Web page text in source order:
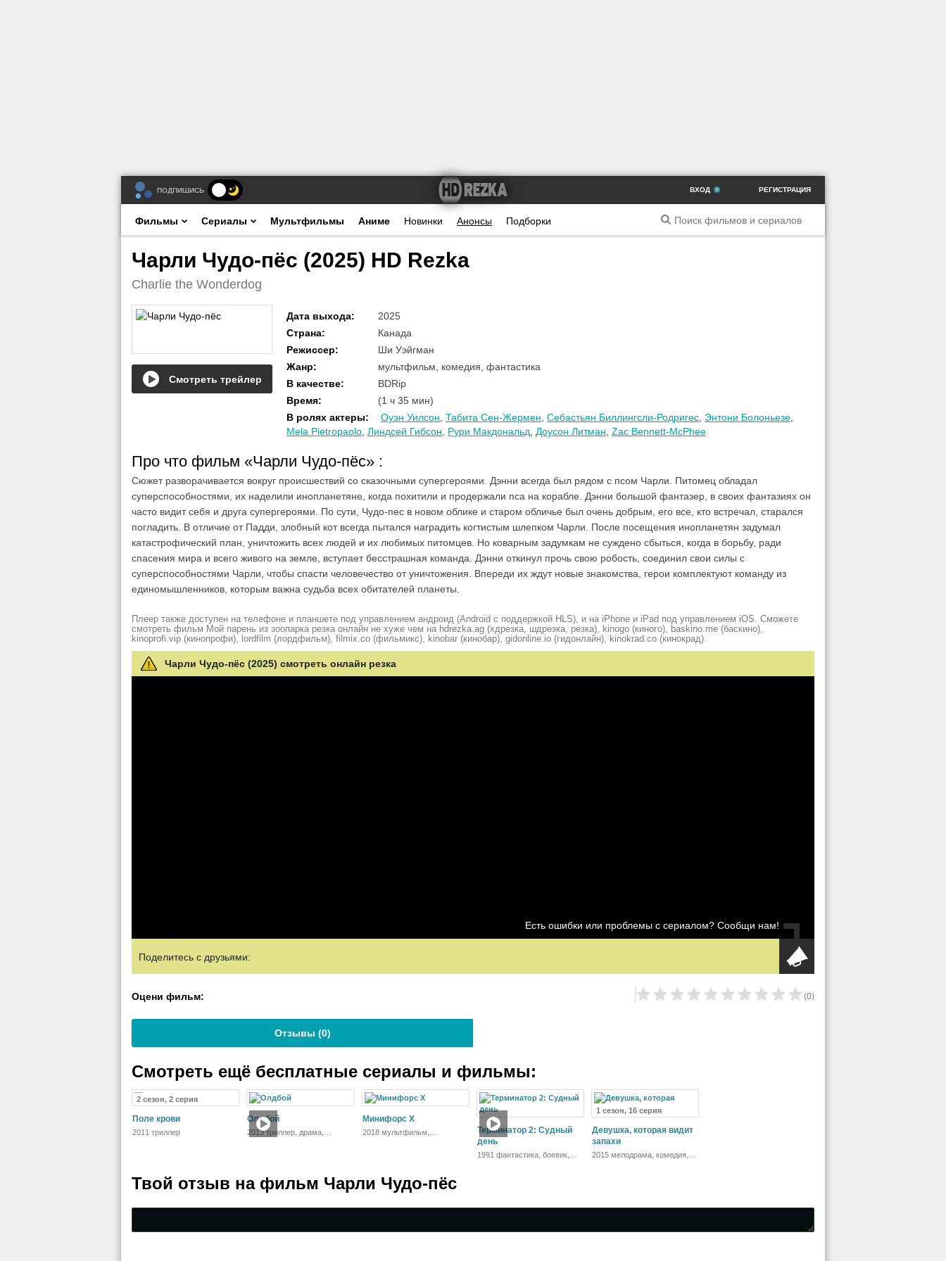
ПОДПИШИСЬ ВХОД РЕГИСТРАЦИЯ
Фильмы Сериалы Мультфильмы Аниме Новинки Анонсы Подборки
Чарли Чудо-пёс (2025) HD Rezka
Charlie the Wonderdog
Смотреть трейлер
Дата выхода:
2025
Страна:
Канада
Режиссер:
Ши Уэйгман
Жанр:
мультфильм, комедия, фантастика
В качестве:
BDRip
Время:
(1 ч 35 мин)
В ролях актеры: Оуэн Уилсон Табита Сен-Жермен Себастьян Биллингсли-Родригес Энтони Болоньезе
Mela Pietropaolo Линдсей Гибсон Рури Макдональд Доусон Литман Zac Bennett-McPhee
Про что фильм «Чарли Чудо-пёс» :
Сюжет разворачивается вокруг происшествий со сказочными супергероями. Дэнни всегда был рядом с псом Чарли. Питомец обладал
суперспособностями, их наделили инопланетяне, когда похитили и продержали пса на корабле. Дэнни большой фантазер, в своих фантазиях он
часто видит себя и друга супергероями. По сути, Чудо-пес в новом облике и старом обличье был очень добрым, его все, кто встречал, старался
погладить. В отличие от Падди, злобный кот всегда пытался наградить когтистым шлепком Чарли. После посещения инопланетян задумал
катастрофический план, уничтожить всех людей и их любимых питомцев. Но коварным задумкам не суждено сбыться, когда в борьбу, ради
спасения мира и всего живого на земле, вступает бесстрашная команда. Дэнни откинул прочь свою робость, соединил свои силы с
суперспособностями Чарли, чтобы спасти человечество от уничтожения. Впереди их ждут новые знакомства, герои комплектуют команду из
единомышленников, которым важна судьба всех обитателей планеты.
Плеер также доступен на телефоне и планшете под управлением андроид (Android с поддержкой HLS), и на iPhone и iPad под управлением iOS. Сможете
смотреть фильм Мой парень из зоопарка резка онлайн не хуже чем на hdrezka.ag (хдрезка, шдрезка, резка), kinogo (киного), baskino.me (баскино),
kinoprofi.vip (кинопрофи), lordfilm (лордфильм), filmix.co (фильмикс), kinobar (кинобар), gidonline.io (гидонлайн), kinokrad.сo (кинокрад).
Чарли Чудо-пёс (2025) смотреть онлайн резка
Есть ошибки или проблемы с сериалом? Сообщи нам!
Поделитесь с друзьями:
Оцени фильм: (0)
Отзывы (0)
Смотреть ещё бесплатные сериалы и фильмы:
2 сезон, 2 серия
Поле крови
2011 триллер
Олдбой
2013 триллер, драма,
Минифорс X
2018 мультфильм,
Терминатор 2: Судный
день
1991 фантастика, боевик,
1 сезон, 16 серия
Девушка, которая видит
запахи
2015 мелодрама, комедия,
Твой отзыв на фильм Чарли Чудо-пёс